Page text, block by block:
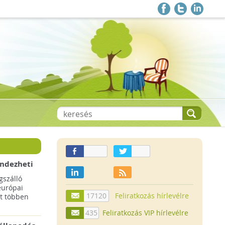
többen
17120
Feliratkozás hírlevélre
435
Feliratkozás VIP hírlevélre